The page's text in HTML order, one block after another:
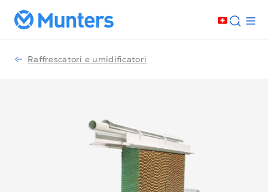
Raffrescatori e umidificatori